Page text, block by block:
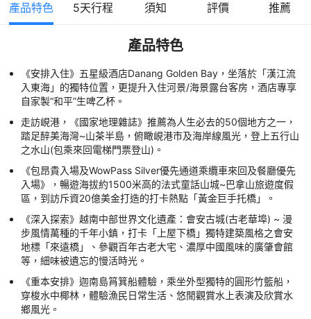
產品特色 5天行程 須知 評價 推薦
產品特色
《安排入住》五星級酒店Danang Golden Bay，坐落於「漢江流
入東海」的獨特位置，更提升入住河景/海景露台客房，酒店專享
自家製“和平”生啤乙杯。
走訪峴港，《國家地理雜誌》推薦為人生必去的50個地方之一，
踏足醉美海灣~山茶半島，俯瞰峴港市及海岸線風光，登上五行山
之水山(包乘來回電梯門票登山)。
《包昂貴入場及WowPass Silver優先通道乘纜車來回及餐廳優先
入場》，暢遊海拔約1500米高的法式童話山城~巴拿山旅遊度假
區，到訪斥資20億美金打造的打卡熱點「黃金巨手托橋」。
《深入探索》越南中部世界文化遺產：會安古城(古老華埠) ~ 漫
步風情萬種的千年小鎮，打卡「上屋下橋」獨特建築風格之會安
地標「來遠橋」、參觀百年古老大宅、濃厚中國風味的廣肇會館
等，細味被遺忘的慢活時光。
《重本安排》迦南島筲箕船體驗，乘坐外型獨特的圓形竹籃船，
穿梭水中椰林，體驗漁民日常生活、悠閒觀賞水上表演及欣賞水
鄉風光。